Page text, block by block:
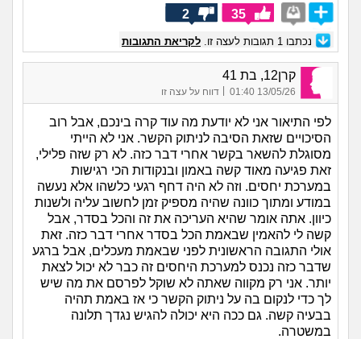
35
2
נכתבו 1 תגובות לעצה זו. לקריאת התגובות
קרן12, בת 41
13/05/26 01:40
| דווח על עצה זו
לפי התיאור אני לא יודעת מה עוד קרה בינכם, אבל רוב
הסיכויים שזאת הסיבה לניתוק הקשר. אני לא הייתי
מסוגלת להשאר בקשר אחרי דבר כזה. לא רק שזה פלילי,
זאת פגיעה מאוד קשה באמון ובנקודות הכי רגישות
במערכת יחסים. וזה לא היה דחף רגעי כלשהו אלא נעשה
במודע ומתוך כוונה שהיה מספיק זמן לחשוב עליה ולשנות
כיוון. אתה אומר שהיא העריכה את זה והכל בסדר, אבל
קשה לי להאמין שבאמת הכל בסדר אחרי דבר כזה. זאת
אולי התגובה הראשונית לפני שבאמת מעכלים, אבל ברגע
שדבר כזה נכנס למערכת היחסים זה כבר לא יכול לצאת
יותר. אני רק מקווה שאתה לא שוקל לפרסם את מה שיש
לך כדי לנקום בה על ניתוק הקשר כי אז באמת תהיה
בבעיה קשה. גם ככה היא יכולה להגיש נגדך תלונה
במשטרה.